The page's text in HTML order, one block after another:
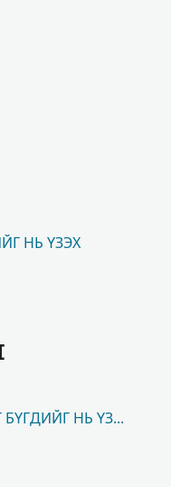
НЬ ҮЗЭХ
НЬ ҮЗЭХ